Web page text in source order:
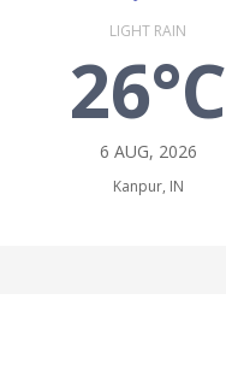
LIGHT RAIN
26°C
6 AUG, 2026
Kanpur, IN